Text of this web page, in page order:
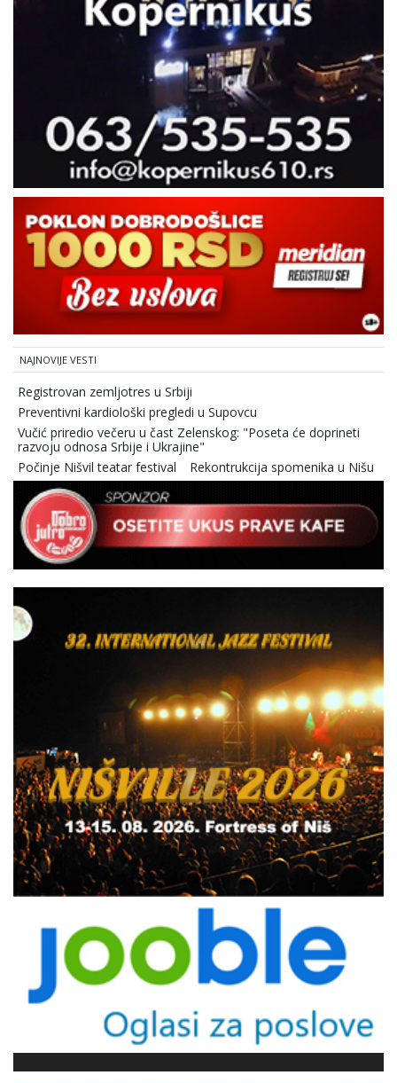
NAJNOVIJE VESTI
Registrovan zemljotres u Srbiji
Preventivni kardiološki pregledi u Supovcu
Vučić priredio večeru u čast Zelenskog: "Poseta će doprineti
razvoju odnosa Srbije i Ukrajine"
Počinje Nišvil teatar festival
Rekontrukcija spomenika u Nišu